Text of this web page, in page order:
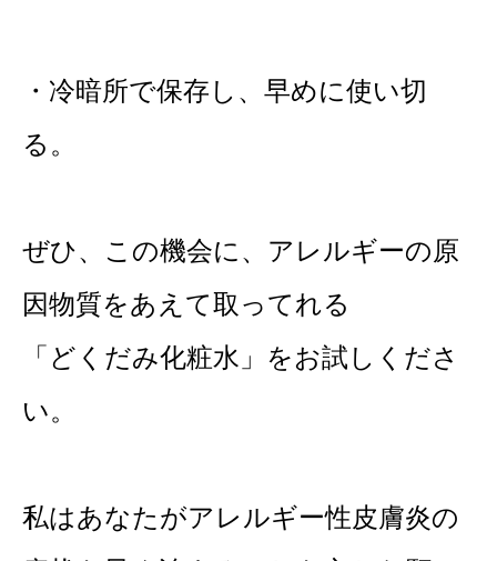
・冷暗所で保存し、早めに使い切
る。
ぜひ、この機会に、アレルギーの原
因物質をあえて取ってれる
「どくだみ化粧水」をお試しくださ
い。
私はあなたがアレルギー性皮膚炎の